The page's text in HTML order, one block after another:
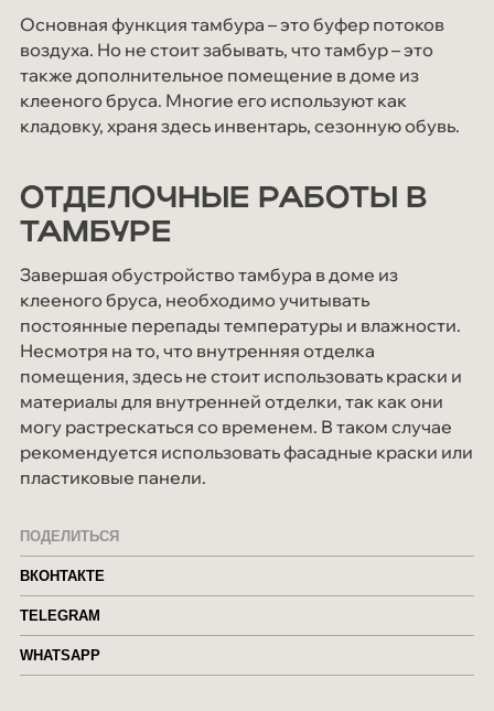
Основная функция тамбура – это буфер потоков
воздуха. Но не стоит забывать, что тамбур – это
также дополнительное помещение в доме из
клееного бруса. Многие его используют как
кладовку, храня здесь инвентарь, сезонную обувь.
ОТДЕЛОЧНЫЕ РАБОТЫ В
ТАМБУРЕ
Завершая обустройство тамбура в доме из
клееного бруса, необходимо учитывать
постоянные перепады температуры и влажности.
Несмотря на то, что внутренняя отделка
помещения, здесь не стоит использовать краски и
материалы для внутренней отделки, так как они
могу растрескаться со временем. В таком случае
рекомендуется использовать фасадные краски или
пластиковые панели.
ПОДЕЛИТЬСЯ
ВКОНТАКТЕ
TELEGRAM
WHATSAPP